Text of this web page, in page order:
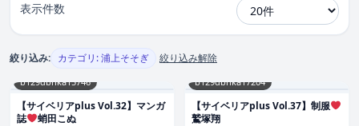
表示件数
絞り込み: カテゴリ: 浦上そそぎ 絞り込み解除
b129dbnka15746
【サイベリアplus Vol.32】マンガ
誌
蛸田こぬ
b129dbnka17204
【サイベリアplus Vol.37】制服
鷲塚翔